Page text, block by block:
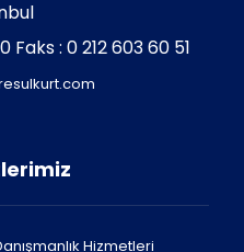
Faks : 0 212 603 60 51
Hizmetleri